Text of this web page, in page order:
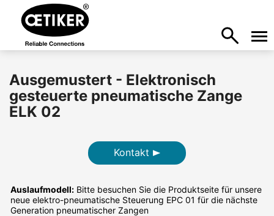
Ausgemustert - Elektronisch
gesteuerte pneumatische Zange
ELK 02
Kontakt
Auslaufmodell: Bitte besuchen Sie die Produktseite für unsere
neue elektro-pneumatische Steuerung EPC 01 für die nächste
Generation pneumatischer Zangen